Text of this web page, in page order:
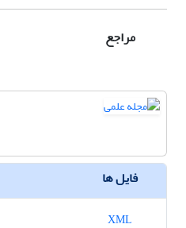
مراجع
فایل ها